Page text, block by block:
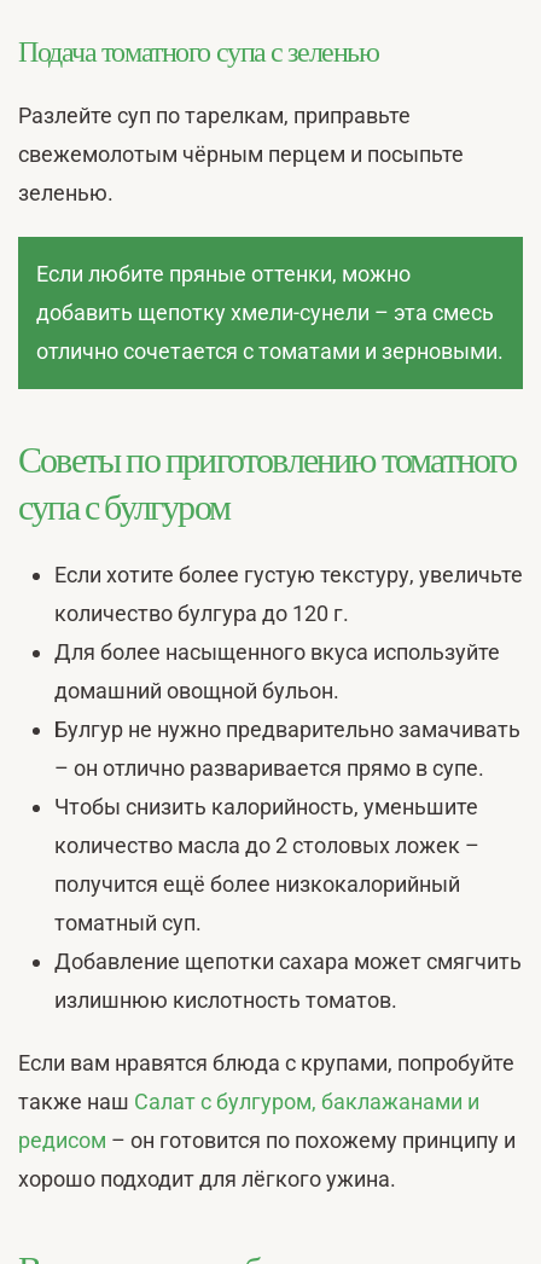
Подача томатного супа с зеленью
Разлейте суп по тарелкам, приправьте
свежемолотым чёрным перцем и посыпьте
зеленью.
Если любите пряные оттенки, можно
добавить щепотку хмели-сунели – эта смесь
отлично сочетается с томатами и зерновыми.
Советы по приготовлению томатного
супа с булгуром
Если хотите более густую текстуру, увеличьте
количество булгура до 120 г.
Для более насыщенного вкуса используйте
домашний овощной бульон.
Булгур не нужно предварительно замачивать
– он отлично разваривается прямо в супе.
Чтобы снизить калорийность, уменьшите
количество масла до 2 столовых ложек –
получится ещё более низкокалорийный
томатный суп.
Добавление щепотки сахара может смягчить
излишнюю кислотность томатов.
Если вам нравятся блюда с крупами, попробуйте
также наш Салат с булгуром, баклажанами и
редисом – он готовится по похожему принципу и
хорошо подходит для лёгкого ужина.